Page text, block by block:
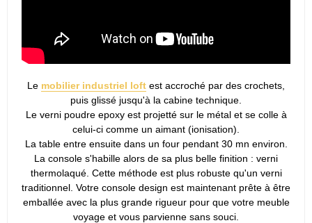
Le mobilier industriel loft est accroché par des crochets,
puis glissé jusqu'à la cabine technique.
Le verni poudre epoxy est projetté sur le métal et se colle à
celui-ci comme un aimant (ionisation).
La table entre ensuite dans un four pendant 30 mn environ.
La console s'habille alors de sa plus belle finition : verni
thermolaqué. Cette méthode est plus robuste qu'un verni
traditionnel. Votre console design est maintenant prête à être
emballée avec la plus grande rigueur pour que votre meuble
voyage et vous parvienne sans souci.